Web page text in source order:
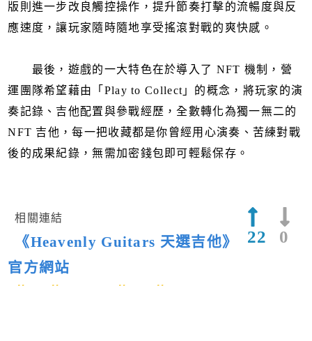
版則進一步改良觸控操作，提升節奏打擊的流暢度與反
應速度，讓玩家隨時隨地享受搖滾對戰的爽快感。
最後，遊戲的一大特色在於導入了 NFT 機制，營
運團隊希望藉由「Play to Collect」的概念，將玩家的演
奏記錄、吉他配置與參戰經歷，全數轉化為獨一無二的
NFT 吉他，每一把收藏都是你曾經用心演奏、苦練對戰
後的成果紀錄，無需加密錢包即可輕鬆保存。
相關連結
《Heavenly Guitars 天選吉他》
官方網站
22 0